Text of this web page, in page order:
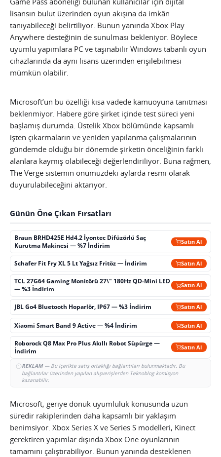
lisansın bulut üzerinden oyun akışına da imkân
tanıyabileceği belirtiliyor. Bunun yanında Xbox Play
Anywhere desteğinin de sunulması bekleniyor. Böylece
uyumlu yapımlara PC ve taşınabilir Windows tabanlı oyun
cihazlarında da aynı lisans üzerinden erişilebilmesi
mümkün olabilir.
Microsoft’un bu özelliği kısa vadede kamuoyuna tanıtması
beklenmiyor. Habere göre şirket içinde test süreci yeni
başlamış durumda. Üstelik Xbox bölümünde kapsamlı
işten çıkarmaların ve yeniden yapılanma çalışmalarının
gündemde olduğu bir dönemde şirketin önceliğinin farklı
alanlara kaymış olabileceği değerlendiriliyor. Buna rağmen,
The Verge sistemin önümüzdeki aylarda resmi olarak
duyurulabileceğini aktarıyor.
Günün Öne Çıkan Fırsatları
Braun BRHD425E Hd4.2 İyontec Difüzörlü Saç
Kurutma Makinesi — %7 İndirim
Satın Al
Schafer Fit Fry XL 5 Lt Yağsız Fritöz — İndirim Satın Al
TCL 27G64 Gaming Monitörü 27\" 180Hz QD-Mini LED
— %3 İndirim
Satın Al
JBL Go4 Bluetooth Hoparlör, IP67 — %3 İndirim Satın Al
Xiaomi Smart Band 9 Active — %4 İndirim Satın Al
Roborock Q8 Max Pro Plus Akıllı Robot Süpürge —
İndirim
Satın Al
REKLAM— Bu içerikte satış ortaklığı bağlantıları bulunmaktadır. Bu
bağlantılar üzerinden yapılan alışverişlerden Teknoblog komisyon
kazanabilir.
Microsoft, geriye dönük uyumluluk konusunda uzun
süredir rakiplerinden daha kapsamlı bir yaklaşım
benimsiyor. Xbox Series X ve Series S modelleri, Kinect
gerektiren yapımlar dışında Xbox One oyunlarının
tamamını çalıştırabiliyor. Bunun yanında desteklenen